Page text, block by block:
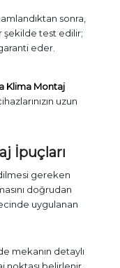
sonra,
şekilde test edilir;
eder.
Klima Montaj
uzun
İpuçları
gereken
doğrudan
uygulanan
mekanın detaylı
noktası belirlenir.